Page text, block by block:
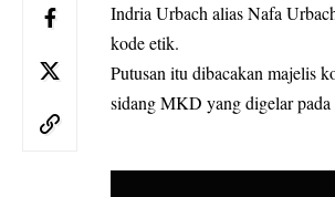
Indria Urbach alias Nafa
kode etik.
Putusan itu dibacakan majelis
sidang MKD yang digelar